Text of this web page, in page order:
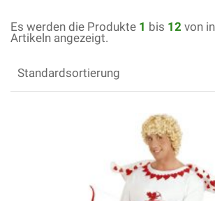
Es werden die Produkte 1 bis 12 von
Artikeln angezeigt.